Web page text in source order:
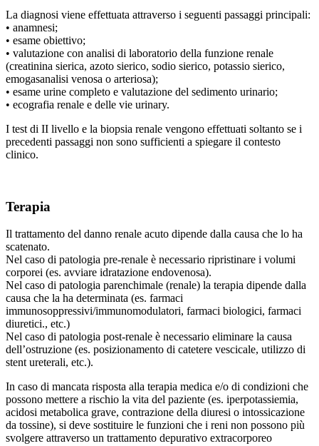
La diagnosi viene effettuata attraverso i seguenti passaggi principali:
• anamnesi;
• esame obiettivo;
• valutazione con analisi di laboratorio della funzione renale
(creatinina sierica, azoto sierico, sodio sierico, potassio sierico,
emogasanalisi venosa o arteriosa);
• esame urine completo e valutazione del sedimento urinario;
• ecografia renale e delle vie urinary.
I test di II livello e la biopsia renale vengono effettuati soltanto se i
precedenti passaggi non sono sufficienti a spiegare il contesto
clinico.
Terapia
Il trattamento del danno renale acuto dipende dalla causa che lo ha
scatenato.
Nel caso di patologia pre-renale è necessario ripristinare i volumi
corporei (es. avviare idratazione endovenosa).
Nel caso di patologia parenchimale (renale) la terapia dipende dalla
causa che la ha determinata (es. farmaci
immunosoppressivi/immunomodulatori, farmaci biologici, farmaci
diuretici., etc.)
Nel caso di patologia post-renale è necessario eliminare la causa
dell’ostruzione (es. posizionamento di catetere vescicale, utilizzo di
stent ureterali, etc.).
In caso di mancata risposta alla terapia medica e/o di condizioni che
possono mettere a rischio la vita del paziente (es. iperpotassiemia,
acidosi metabolica grave, contrazione della diuresi o intossicazione
da tossine), si deve sostituire le funzioni che i reni non possono più
svolgere attraverso un trattamento depurativo extracorporeo